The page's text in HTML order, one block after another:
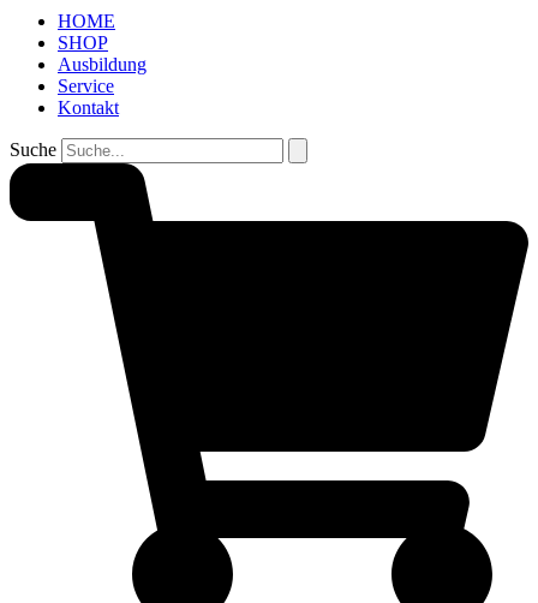
HOME
SHOP
Ausbildung
Service
Kontakt
Suche